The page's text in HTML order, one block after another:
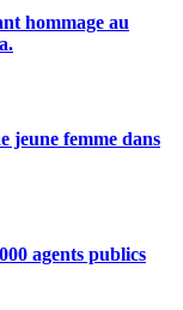
hommage au
jeune femme dans
agents publics